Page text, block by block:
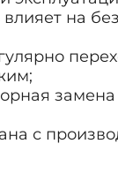
на
с